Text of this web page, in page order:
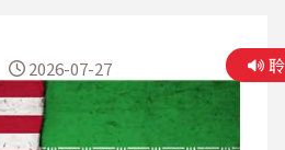
的公民社會力量已幾乎被消
書展前夕進行抓捕，甚至無
，顯示其極力箝制言論自
2026-07-27